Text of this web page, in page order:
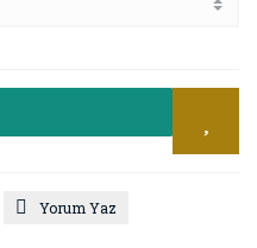
Yorum Yaz